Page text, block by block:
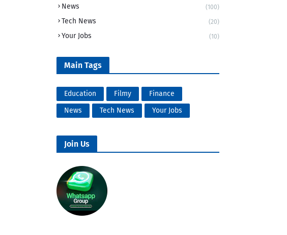
News (100)
Tech News (20)
Your Jobs (10)
Main Tags
Education Filmy
Finance
News
Tech News Your Jobs
Join Us